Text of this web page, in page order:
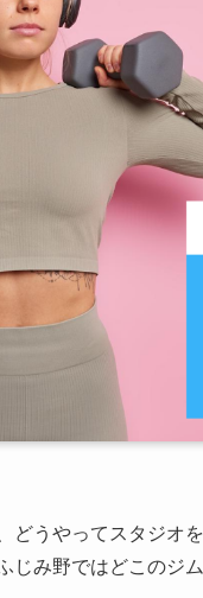
どうやってスタジオ
じみ野ではどこのジ